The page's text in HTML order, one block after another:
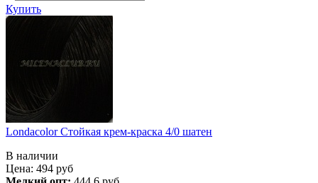
Купить
Londacolor Стойкая крем-краска 4/0 шатен
В наличии
Цена: 494 руб